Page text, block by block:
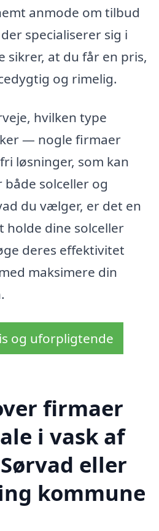
anmode om tilbud
specialiserer sig i
sikrer, at du får en pris,
og rimelig.
hvilken type
— nogle firmaer
løsninger, som kan
solceller og
du vælger, er det en
holde dine solceller
deres effektivitet
maksimere din
og uforpligtende
firmaer
i vask af
eller
kommune